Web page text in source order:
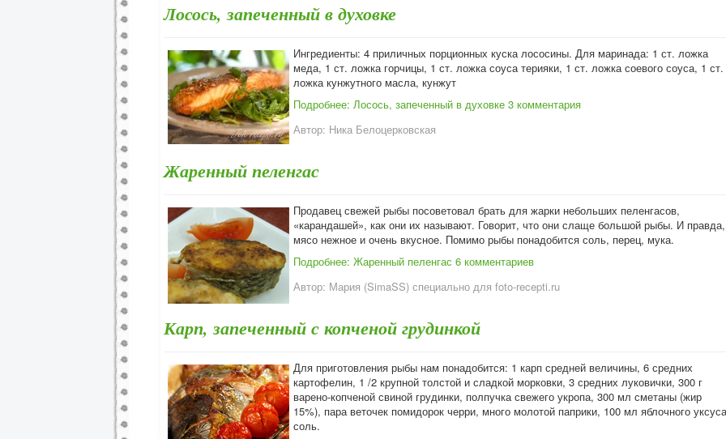
Лосось, запеченный в духовке
Ингредиенты: 4 приличных порционных куска лососины. Для маринада: 1 ст. ложка
меда, 1 ст. ложка горчицы, 1 ст. ложка соуса терияки, 1 ст. ложка соевого соуса, 1 ст.
ложка кунжутного масла, кунжут
Подробнее: Лосось, запеченный в духовке 3 комментария
Автор: Ника Белоцерковская
Жаренный пеленгас
Продавец свежей рыбы посоветовал брать для жарки небольших пеленгасов,
«карандашей», как они их называют. Говорит, что они слаще большой рыбы. И правда,
мясо нежное и очень вкусное. Помимо рыбы понадобится соль, перец, мука.
Подробнее: Жаренный пеленгас 6 комментариев
Автор: Мария (SimaSS) специально для foto-recepti.ru
Карп, запеченный с копченой грудинкой
Для приготовления рыбы нам понадобится: 1 карп средней величины, 6 средних
картофелин, 1 /2 крупной толстой и сладкой морковки, 3 средних луковички, 300 г
варено-копченой свиной грудинки, полпучка свежего укропа, 300 мл сметаны (жир
15%), пара веточек помидорок черри, много молотой паприки, 100 мл яблочного
соль.